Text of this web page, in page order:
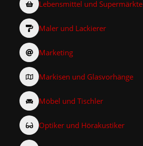
Lebensmittel und Supermärkte
Maler und Lackierer
Marketing
Markisen und Glasvorhänge
Möbel und Tischler
Optiker und Hörakustiker